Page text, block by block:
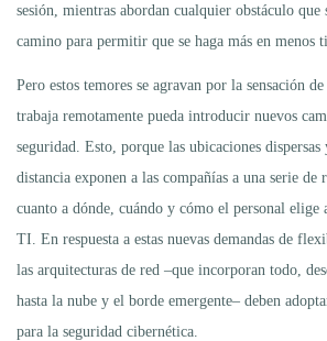
sesión, mientras abordan cualquier obstáculo que
camino para permitir que se haga más en menos
Pero estos temores se agravan por la sensación
trabaja remotamente pueda introducir nuevos
seguridad. Esto, porque las ubicaciones dispersas
distancia exponen a las compañías a una serie de
cuanto a dónde, cuándo y cómo el personal elige
TI. En respuesta a estas nuevas demandas de
las arquitecturas de red –que incorporan todo,
hasta la nube y el borde emergente– deben
para la seguridad cibernética.